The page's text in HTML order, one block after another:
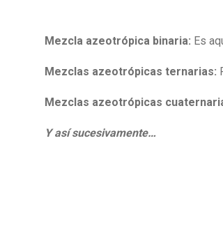
Mezcla azeotrópica binaria: Es
Mezclas azeotrópicas ternarias:
Mezclas azeotrópicas
Y así sucesivamente…